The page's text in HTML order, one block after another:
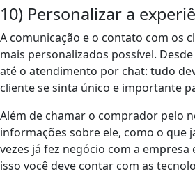
10) Personalizar a
A comunicação e o contato com os
mais personalizados possível.
até o atendimento por chat: tudo
cliente se sinta único e importante
Além de chamar o comprador pelo
informações sobre ele, como o que
vezes já fez negócio com a empresa
isso você deve contar com as